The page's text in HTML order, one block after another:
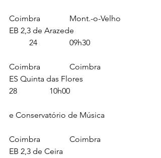
Coimbra		Mont.-o-Velho
EB 2,3 de Arazede
	24		09h30
Coimbra		Coimbra
ES Quinta das Flores
28		10h00
e Conservatório de Música
Coimbra		Coimbra
EB 2,3 de Ceira